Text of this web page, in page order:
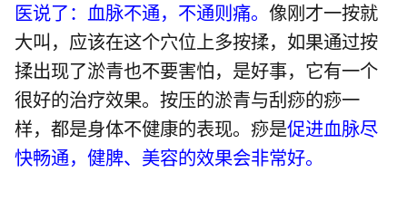
医说了：血脉不通，不通则痛。 像刚才一按就
大叫，应该在这个穴位上多按揉，如果通过按
揉出现了淤青也不要害怕，是好事，它有一个
很好的治疗效果。按压的淤青与刮痧的痧一
样，都是身体不健康的表现。痧是促进血脉尽
快畅通，健脾、美容的效果会非常好。